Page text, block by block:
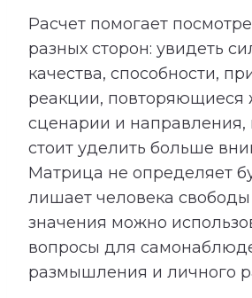
Расчет помогает
разных сторон: увидеть
качества, способности,
реакции, повторяющиеся
сценарии и направления,
стоит уделить больше
Матрица не определяет
лишает человека
значения можно
вопросы для
размышления и личного